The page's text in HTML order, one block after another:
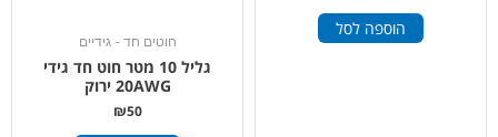
הוספה לסל
חוטים חד - גידיים
גליל 10 מטר חוט חד גידי
20AWG ירוק
₪50